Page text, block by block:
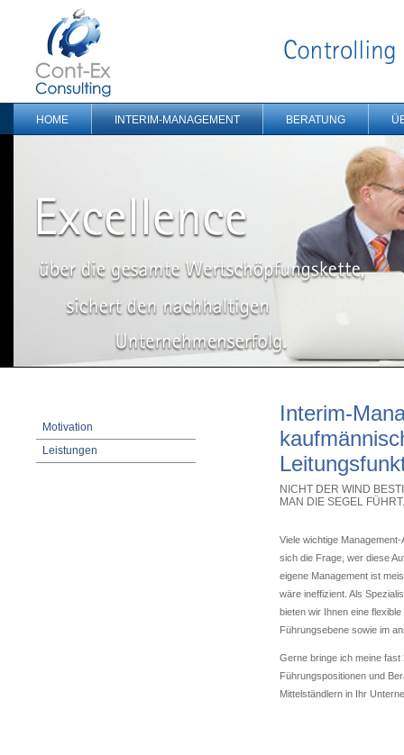
HOME INTERIM-MANAGEMENT BERATUNG
Motivation
Leistungen
Interim-
NICHT DER WIND
MAN DIE SEGEL FÜHRT.
Viele wichtige
sich die Frage, wer diese
eigene Management ist
wäre ineffizient. Als
bieten wir Ihnen eine
Führungsebene sowie im
Gerne bringe ich meine
Führungspositionen und
Mittelständlern in Ihr